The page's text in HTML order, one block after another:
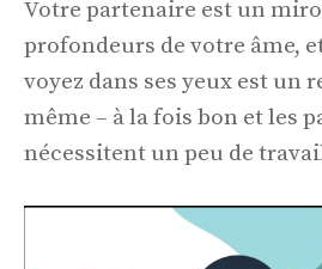
Votre partenaire est un
profondeurs de votre âme,
voyez dans ses yeux est un
même – à la fois bon et les
nécessitent un peu de